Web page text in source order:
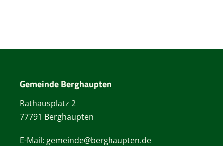
Gemeinde Berghaupten
Rathausplatz 2
77791 Berghaupten
E-Mail: gemeinde@berghaupten.de